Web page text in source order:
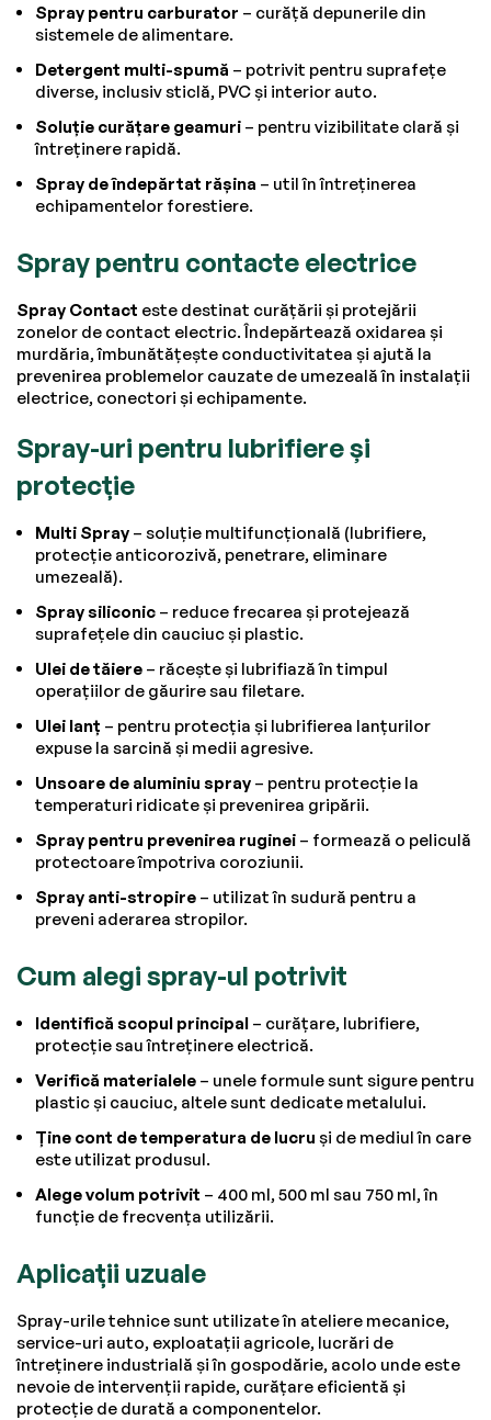
Spray pentru carburator – curăță depunerile din
sistemele de alimentare.
Detergent multi-spumă – potrivit pentru suprafețe
diverse, inclusiv sticlă, PVC și interior auto.
Soluție curățare geamuri – pentru vizibilitate clară și
întreținere rapidă.
Spray de îndepărtat rășina – util în întreținerea
echipamentelor forestiere.
Spray pentru contacte electrice
Spray Contact este destinat curățării și protejării
zonelor de contact electric. Îndepărtează oxidarea și
murdăria, îmbunătățește conductivitatea și ajută la
prevenirea problemelor cauzate de umezeală în instalații
electrice, conectori și echipamente.
Spray-uri pentru lubrifiere și
protecție
Multi Spray – soluție multifuncțională (lubrifiere,
protecție anticorozivă, penetrare, eliminare
umezeală).
Spray siliconic – reduce frecarea și protejează
suprafețele din cauciuc și plastic.
Ulei de tăiere – răcește și lubrifiază în timpul
operațiilor de găurire sau filetare.
Ulei lanț – pentru protecția și lubrifierea lanțurilor
expuse la sarcină și medii agresive.
Unsoare de aluminiu spray – pentru protecție la
temperaturi ridicate și prevenirea gripării.
Spray pentru prevenirea ruginei – formează o peliculă
protectoare împotriva coroziunii.
Spray anti-stropire – utilizat în sudură pentru a
preveni aderarea stropilor.
Cum alegi spray-ul potrivit
Identifică scopul principal – curățare, lubrifiere,
protecție sau întreținere electrică.
Verifică materialele – unele formule sunt sigure pentru
plastic și cauciuc, altele sunt dedicate metalului.
Ține cont de temperatura de lucru și de mediul în care
este utilizat produsul.
Alege volum potrivit – 400 ml, 500 ml sau 750 ml, în
funcție de frecvența utilizării.
Aplicații uzuale
Spray-urile tehnice sunt utilizate în ateliere mecanice,
service-uri auto, exploatații agricole, lucrări de
întreținere industrială și în gospodărie, acolo unde este
nevoie de intervenții rapide, curățare eficientă și
protecție de durată a componentelor.